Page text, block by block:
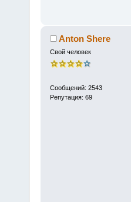
Anton Shere
Свой человек
Сообщений: 2543
Репутация: 69